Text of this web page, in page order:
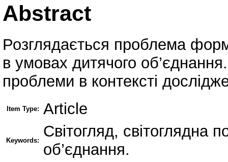
Abstract
Розглядається проблема
в умовах дитячого
проблеми в контексті
Item Type: Article
Keywords:
Світогляд, світоглядна
об’єднання.